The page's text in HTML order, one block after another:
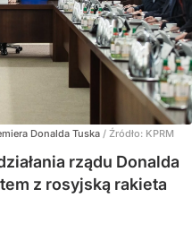
Donalda Tuska / Źródło: KPRM
rządu Donalda
z rosyjską rakieta